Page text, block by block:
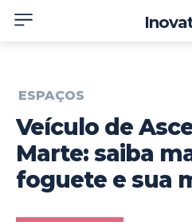
ESPAÇOS
Veículo de
Marte: saiba
foguete e sua